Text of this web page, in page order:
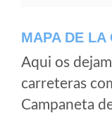
MAPA DE LA
Aqui os
carreteras
Campaneta